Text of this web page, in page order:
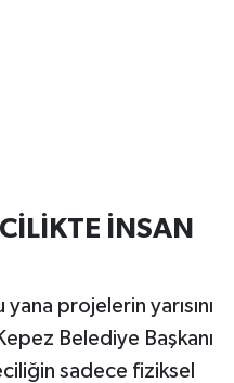
İNSAN
projelerin yarısını
Belediye Başkanı
sadece fiziksel